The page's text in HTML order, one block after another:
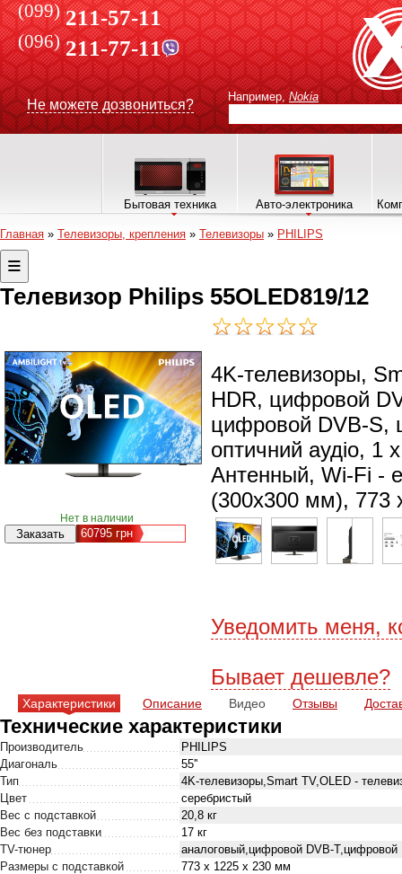
(099) 211-57-11
(096)211-77-11
Не можете дозвониться?
Например, Nokia
Бытовая техника Авто-электроника
Главная » Телевизоры, крепления » Телевизоры » PHILIPS
Телевизор Philips 55OLED819/12
Нет в наличии
60795грн
4K-телевизоры,
HDR, цифровой
цифровой DVB-S,
оптичний аудіо, 1
Антенный, Wi-Fi -
(300x300 мм), 773
Уведомить меня,
Бывает дешевле?
Характеристики Описание Видео Отзывы
Технические характеристики
Производитель
PHILIPS
Диагональ
55''
Тип
4K-телевизоры,Smart TV,OLED -
Цвет
серебристый
Вес с подставкой
20,8 кг
Вес без подставки
17 кг
TV-тюнер
аналоговый,цифровой DVB-
Размеры с подставкой
773 x 1225 x 230 мм